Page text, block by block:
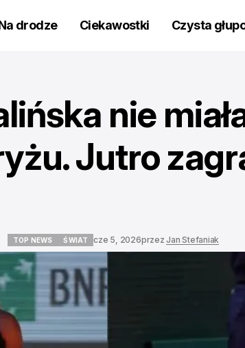
drodze Ciekawostki Czysta
nie
Jutro
TOP NEWS ŚWIAT cze 5, 2026przez Jan Stefaniak